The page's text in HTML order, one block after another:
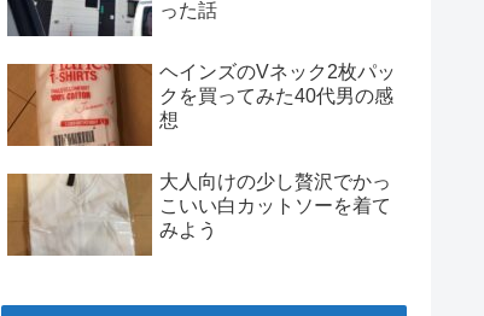
った話
ヘインズのVネック2枚パッ
クを買ってみた40代男の感
想
大人向けの少し贅沢でかっ
こいい白カットソーを着て
みよう